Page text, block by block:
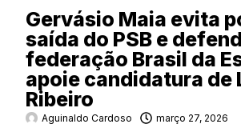
Gervásio Maia evita
saída do PSB e
federação Brasil da
apoie candidatura de
Ribeiro
Aguinaldo Cardoso
março 27, 2026